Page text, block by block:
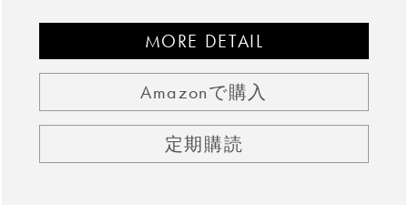
MORE DETAIL
Amazonで購入
定期購読